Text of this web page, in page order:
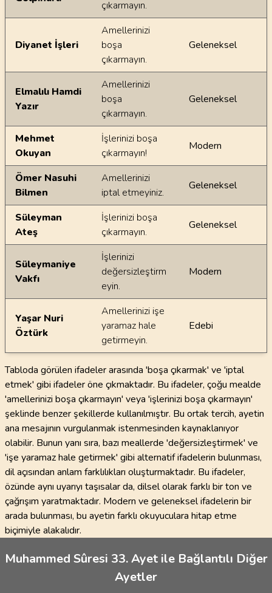
çıkarmayın.
Diyanet İşleri
Amellerinizi
boşa
çıkarmayın.
Geleneksel
Elmalılı Hamdi
Yazır
Amellerinizi
boşa
çıkarmayın.
Geleneksel
Mehmet
Okuyan
İşlerinizi boşa
çıkarmayın!
Modern
Ömer Nasuhi
Bilmen
Amellerinizi
iptal etmeyiniz.
Geleneksel
Süleyman
Ateş
İşlerinizi boşa
çıkarmayın.
Geleneksel
Süleymaniye
Vakfı
İşlerinizi
değersizleştirm
eyin.
Modern
Yaşar Nuri
Öztürk
Amellerinizi işe
yaramaz hale
getirmeyin.
Edebi
Tabloda görülen ifadeler arasında 'boşa çıkarmak' ve 'iptal
etmek' gibi ifadeler öne çıkmaktadır. Bu ifadeler, çoğu mealde
'amellerinizi boşa çıkarmayın' veya 'işlerinizi boşa çıkarmayın'
şeklinde benzer şekillerde kullanılmıştır. Bu ortak tercih, ayetin
ana mesajının vurgulanmak istenmesinden kaynaklanıyor
olabilir. Bunun yanı sıra, bazı meallerde 'değersizleştirmek' ve
'işe yaramaz hale getirmek' gibi alternatif ifadelerin bulunması,
dil açısından anlam farklılıkları oluşturmaktadır. Bu ifadeler,
özünde aynı uyarıyı taşısalar da, dilsel olarak farklı bir ton ve
çağrışım yaratmaktadır. Modern ve geleneksel ifadelerin bir
arada bulunması, bu ayetin farklı okuyuculara hitap etme
biçimiyle alakalıdır.
Muhammed Sûresi 33. Ayet ile Bağlantılı Diğer
Ayetler